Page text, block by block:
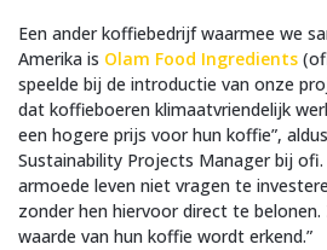
Een ander koffiebedrijf waarmee we
Amerika is Olam Food Ingredients
speelde bij de introductie van onze
dat koffieboeren klimaatvriendelijk
een hogere prijs voor hun koffie”,
Sustainability Projects Manager bij ofi.
armoede leven niet vragen te
zonder hen hiervoor direct te
waarde van hun koffie wordt erkend.”